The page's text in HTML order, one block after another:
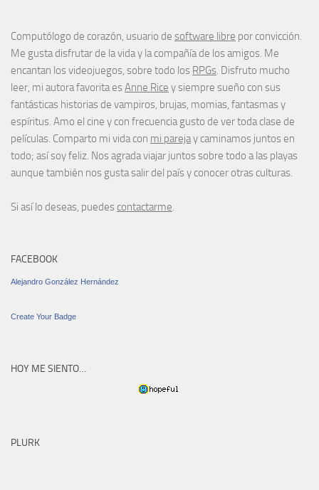
Computólogo de corazón, usuario de software libre por convicción.
Me gusta disfrutar de la vida y la compañía de los amigos. Me
encantan los videojuegos, sobre todo los RPGs. Disfruto mucho
leer, mi autora favorita esAnne Rice y siempre sueño con sus
fantásticas historias de vampiros, brujas, momias, fantasmas y
espíritus. Amo el cine y con frecuencia gusto de ver toda clase de
películas. Comparto mi vida con mi parejay caminamos juntos en
todo; así soy feliz. Nos agrada viajar juntos sobre todo a las playas
aunque también nos gusta salir del país y conocer otras culturas.
Si así lo deseas, puedes contactarme.
FACEBOOK
Alejandro González Hernández
Create Your Badge
HOY ME SIENTO…
PLURK